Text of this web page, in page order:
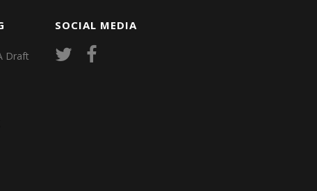
Draft
SOCIAL MEDIA